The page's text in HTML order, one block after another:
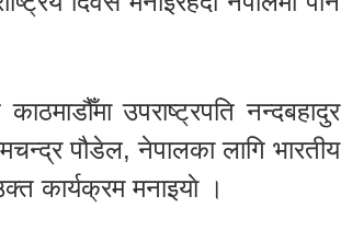
उपराष्ट्रपति नन्दबहादुर
पौडेल, नेपालका लागि भारतीय
कार्यक्रम मनाइयाे ।